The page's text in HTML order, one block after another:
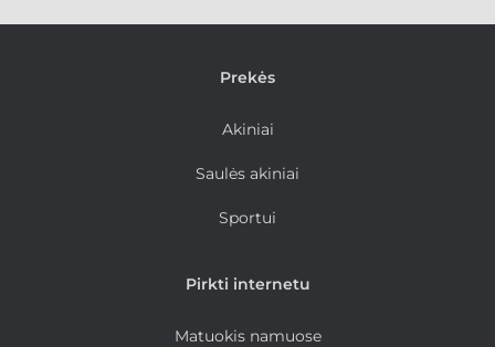
Prekės
Akiniai
Saulės akiniai
Sportui
Pirkti internetu
Matuokis namuose